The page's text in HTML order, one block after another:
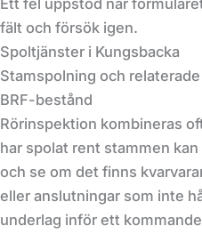
Ett fel uppstod när
fält och försök igen.
Spoltjänster i Kungsbacka
Stamspolning och
BRF-bestånd
Rörinspektion kombineras
har spolat rent stammen
och se om det finns
eller anslutningar som inte
underlag inför ett